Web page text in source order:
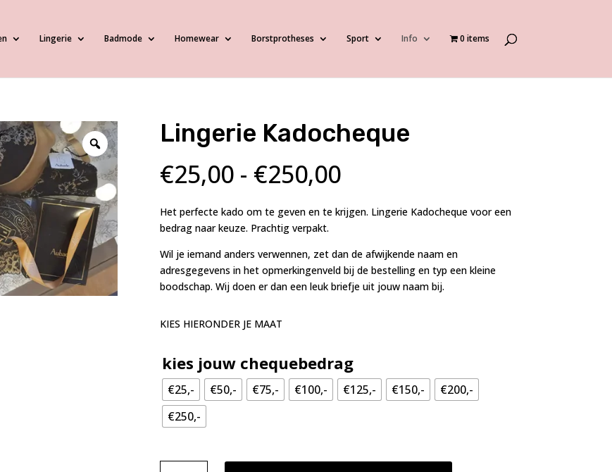
Lingerie Badmode Homewear Borstprotheses Sport Info 0 items
Lingerie Kadocheque
€25,00 - €250,00Prijsklasse:
€25,00
tot
€250,00
Het perfecte kado om te geven en te krijgen. Lingerie Kadocheque voor een
bedrag naar keuze. Prachtig verpakt.
Wil je iemand anders verwennen, zet dan de afwijkende naam en
adresgegevens in het opmerkingenveld bij de bestelling en typ een kleine
boodschap. Wij doen er dan een leuk briefje uit jouw naam bij.
KIES HIERONDER JE MAAT
kies jouw chequebedrag
€25,- €50,- €75,- €100,- €125,- €150,-
€200,-
€250,-